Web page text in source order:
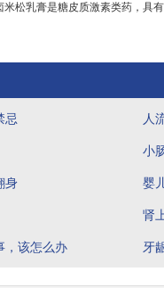
米松乳膏是糖皮质激素类药，具
忌 人
小
身 婴
肾
，该怎么办 牙